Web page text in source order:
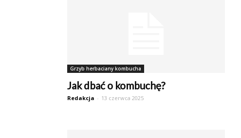
Grzyb herbaciany kombucha
Jak dbać o kombuchę?
Redakcja - 13 czerwca 2025